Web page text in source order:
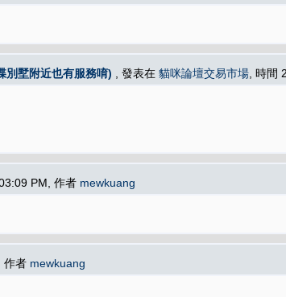
別墅附近也有服務唷) , 發表在 貓咪論壇交易市場 , 時
PM, 作者 mewkuang
作者 mewkuang